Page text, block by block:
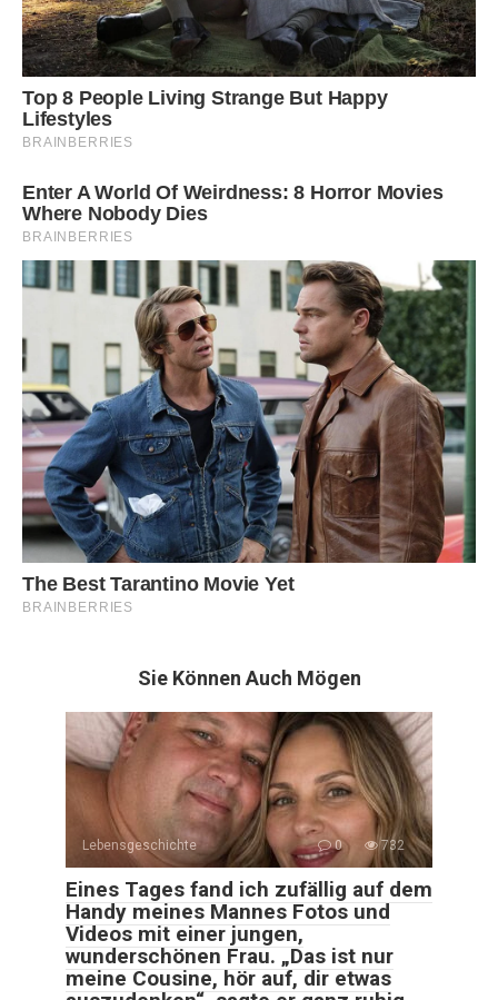
Sie Können Auch Mögen
Lebensgeschichte 0 732
Eines Tages fand ich zufällig auf dem
Handy meines Mannes Fotos und
Videos mit einer jungen,
wunderschönen Frau. „Das ist nur
meine Cousine, hör auf, dir etwas